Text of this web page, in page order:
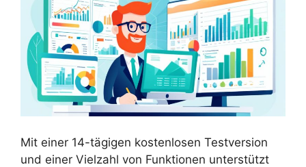
Mit einer 14-tägigen kostenlosen Testversion
und einer Vielzahl von Funktionen unterstützt